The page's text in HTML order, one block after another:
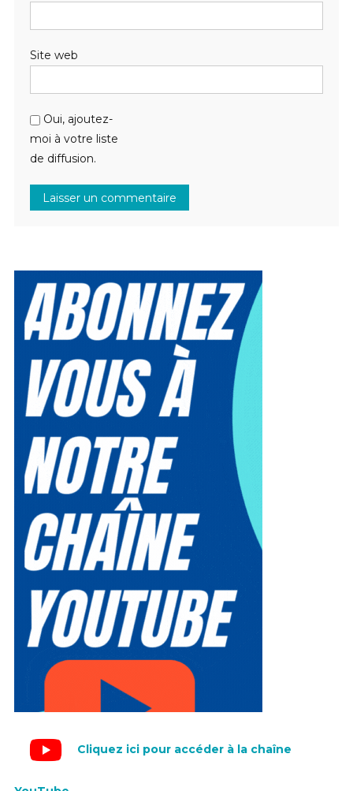
Site web
Oui, ajoutez-
moi à votre liste
de diffusion.
Cliquez ici pour accéder à la chaîne